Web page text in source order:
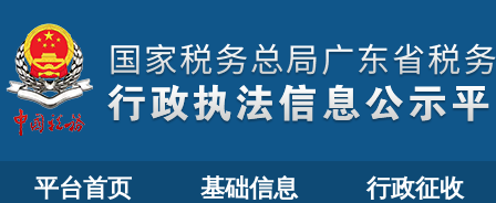
平台首页 基础信息 行政征收